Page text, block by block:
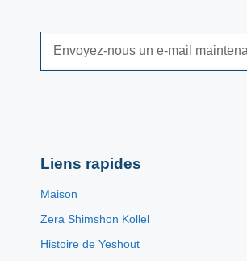
Liens rapides
Maison
Zera Shimshon Kollel
Histoire de Yeshout